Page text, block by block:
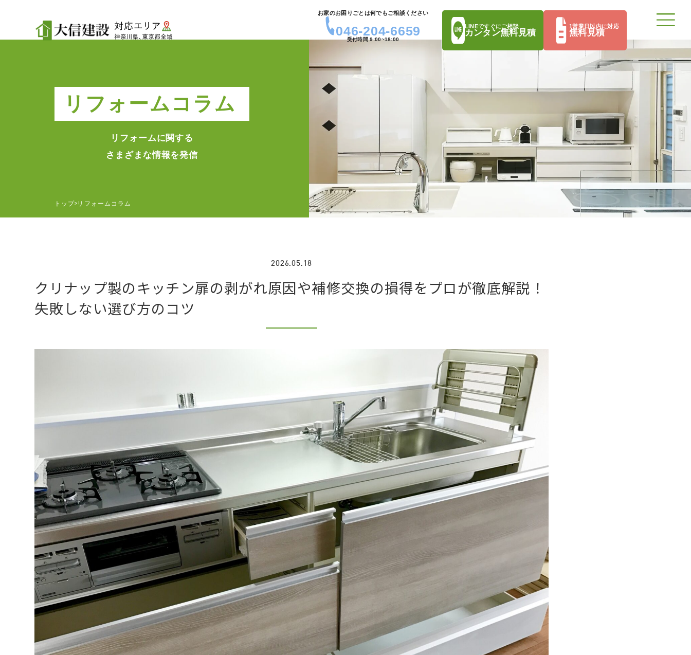
お家のお困りごとは何でもご相談ください
046-204-6659
受付時間 9:00~18:00
LINEですぐにご相談
カンタン無料見積
1営業日以内に対応
無料見積
リフォームコラム
リフォームに関する
さまざまな情報を発信
トップ> リフォームコラム
2026.05.18
クリナップ製のキッチン扉の剥がれ原因や補修交換の損得をプロが徹底解説！
失敗しない選び方のコツ